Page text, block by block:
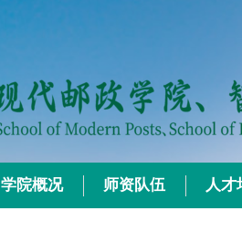
学院概况 师资队伍 人才